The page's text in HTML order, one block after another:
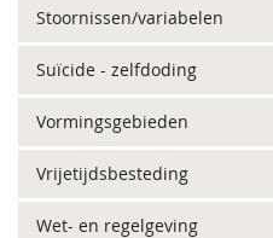
Stoornissen/variabelen
Suïcide - zelfdoding
Vormingsgebieden
Vrijetijdsbesteding
Wet- en regelgeving